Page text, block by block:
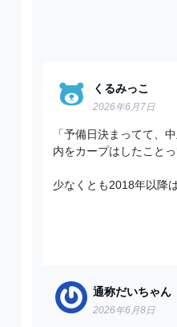
くるみっこ
2026年6月7日
「予備日決まってて、
内をカープはしたこと
少なくとも2018年以降
通称だいちゃん
2026年6月8日